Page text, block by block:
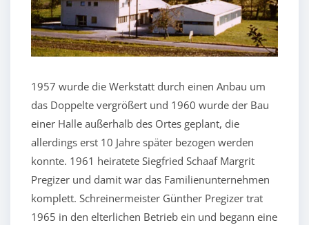
1957 wurde die Werkstatt durch einen Anbau um
das Doppelte vergrößert und 1960 wurde der Bau
einer Halle außerhalb des Ortes geplant, die
allerdings erst 10 Jahre später bezogen werden
konnte. 1961 heiratete Siegfried Schaaf Margrit
Pregizer und damit war das Familienunternehmen
komplett. Schreinermeister Günther Pregizer trat
1965 in den elterlichen Betrieb ein und begann eine